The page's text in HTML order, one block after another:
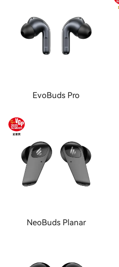
EvoBuds Pro
NeoBuds Planar